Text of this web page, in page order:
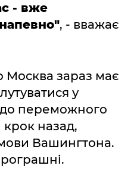
- вже
, - вважає
Москва зараз має
у
переможного
крок назад,
Вашингтона.